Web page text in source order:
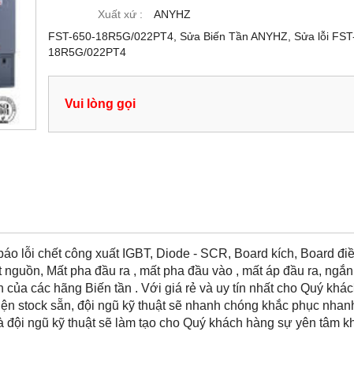
Xuất xứ :
ANYHZ
FST-650-18R5G/022PT4, Sửa Biến Tần ANYHZ, Sửa lỗi
18R5G/022PT4
Vui lòng gọi
lỗi chết công xuất IGBT, Diode - SCR, Board kích, Board
Mất pha đầu ra , mất pha đầu vào , mất áp đầu ra,
các hãng Biến tần . Với giá rẻ và uy tín nhất cho Quý
stock sẵn, đội ngũ kỹ thuật sẽ nhanh chóng khắc phục
đội ngũ kỹ thuật sẽ làm tạo cho Quý khách hàng sự yên tâm